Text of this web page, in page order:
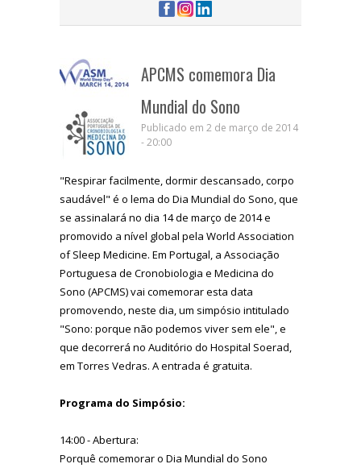
APCMS comemora Dia
Mundial do Sono
Publicado em 2 de março de 2014
- 20:00
"Respirar facilmente, dormir descansado, corpo
saudável" é o lema do Dia Mundial do Sono, que
se assinalará no dia 14 de março de 2014 e
promovido a nível global pela World Association
of Sleep Medicine. Em Portugal, a Associação
Portuguesa de Cronobiologia e Medicina do
Sono (APCMS) vai comemorar esta data
promovendo, neste dia, um simpósio intitulado
"Sono: porque não podemos viver sem ele", e
que decorrerá no Auditório do Hospital Soerad,
em Torres Vedras. A entrada é gratuita.
Programa do Simpósio:
14:00 - Abertura:
Porquê comemorar o Dia Mundial do Sono